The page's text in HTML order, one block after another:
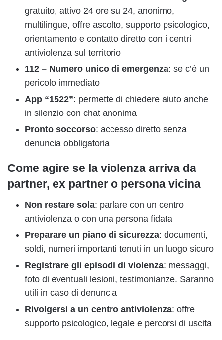
gratuito, attivo 24 ore su 24, anonimo,
multilingue, offre ascolto, supporto psicologico,
orientamento e contatto diretto con i centri
antiviolenza sul territorio
112 – Numero unico di emergenza: se c’è un
pericolo immediato
App “1522”: permette di chiedere aiuto anche
in silenzio con chat anonima
Pronto soccorso: accesso diretto senza
denuncia obbligatoria
Come agire se la violenza arriva da
partner, ex partner o persona vicina
Non restare sola: parlare con un centro
antiviolenza o con una persona fidata
Preparare un piano di sicurezza: documenti,
soldi, numeri importanti tenuti in un luogo sicuro
Registrare gli episodi di violenza: messaggi,
foto di eventuali lesioni, testimonianze. Saranno
utili in caso di denuncia
Rivolgersi a un centro antiviolenza: offre
supporto psicologico, legale e percorsi di uscita